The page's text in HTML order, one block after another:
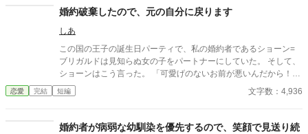
決意し、国を去ろうとする。 しかしその道中、レイアー嬢の実
家の襲撃に遭い、スノーは命を落とす寸前、自身の命と引き換え
に広域回復魔法で多くの命を救う。 これでスノーの、人生は終
わりのはずだった。 だが次に目を覚ますと、スノーは三年前の
結婚式当日に戻っていた。何度死んでも、何度拒絶しても、結婚
式の誓いの瞬間へと戻される。 番から逃れようと、スノーは何
婚約破棄したので、元の自分に戻ります
しあ
この国の王子の誕生日パーティで、私の婚約者であるショーン=
ブリガルドは見知らぬ女の子をパートナーにしていた。 そして、
ショーンはこう言った。 「可愛げのないお前が悪いんだから！お
前みたいな地味で不細工なやつと結婚なんて悪夢だ！今すぐ婚約
を破棄してくれ！」 王子の誕生日パーティで何してるんだ…。と
とうございます。 今すぐ婚約破棄して本来の自分の姿に戻りま
恋愛 完結 短編 文字数：4,936
婚約者が病弱な幼馴染を優先するので、笑顔で見送り続